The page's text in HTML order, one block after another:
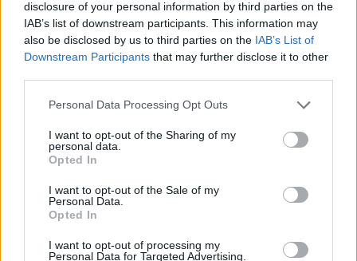
disclosure of your personal information by third parties on the
IAB’s list of downstream participants. This information may
also be disclosed by us to third parties on the IAB’s List of
Downstream Participants that may further disclose it to other
Personal Data Processing Opt Outs
I want to opt-out of the Sharing of my
personal data.
Opted In
I want to opt-out of the Sale of my
Personal Data.
Opted In
I want to opt-out of processing my
Personal Data for Targeted Advertising.
This site is protected by
Privacy Policy
Terms of
Serviceapply.